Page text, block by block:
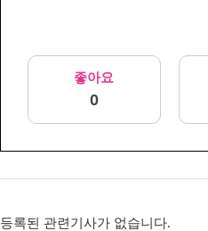
좋아요
0
등록된 관련기사가 없습니다.